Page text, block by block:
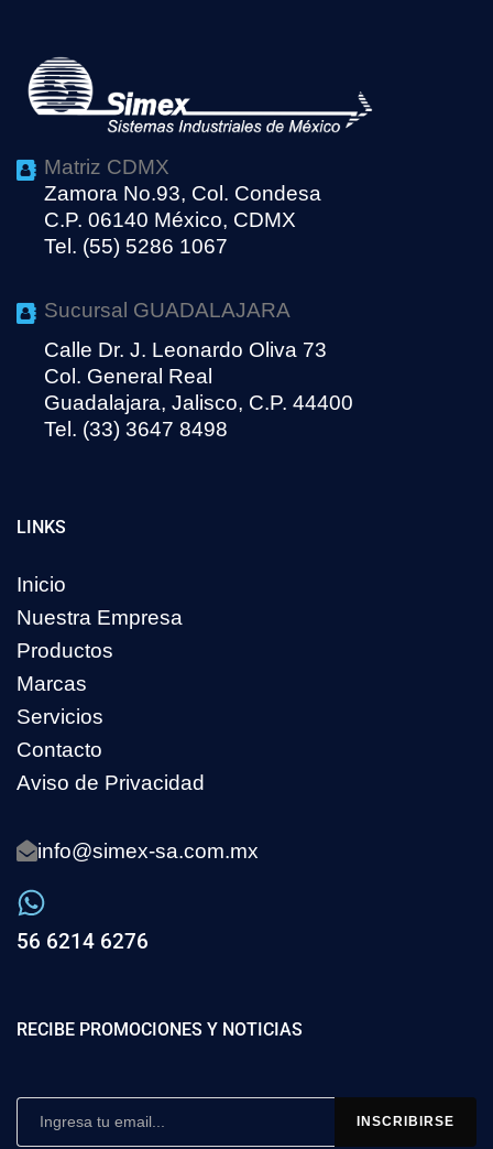
Matriz CDMX
Zamora No.93, Col. Condesa
C.P. 06140 México, CDMX
Tel. (55) 5286 1067
Sucursal GUADALAJARA
Calle Dr. J. Leonardo Oliva 73
Col. General Real
Guadalajara, Jalisco, C.P. 44400
Tel. (33) 3647 8498
LINKS
Inicio
Nuestra Empresa
Productos
Marcas
Servicios
Contacto
Aviso de Privacidad
info@simex-sa.com.mx
56 6214 6276
RECIBE PROMOCIONES Y NOTICIAS